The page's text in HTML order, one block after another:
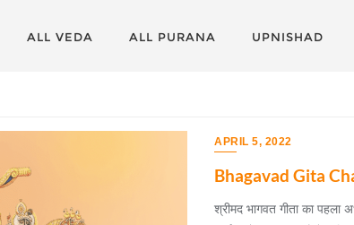
ALL VEDA ALL PURANA UPNISHAD
APRIL 5, 2022
Bhagavad Gita
श्रीमद भागवत गीता का पहला